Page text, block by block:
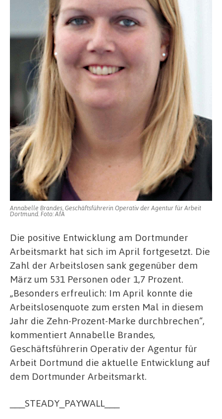
Annabelle Brandes, Geschäftsführerin Operativ der Agentur für Arbeit
Dortmund. Foto: AfA
Die positive Entwicklung am Dortmunder
Arbeitsmarkt hat sich im April fortgesetzt. Die
Zahl der Arbeitslosen sank gegenüber dem
März um 531 Personen oder 1,7 Prozent.
„Besonders erfreulich: Im April konnte die
Arbeitslosenquote zum ersten Mal in diesem
Jahr die Zehn-Prozent-Marke durchbrechen“,
kommentiert Annabelle Brandes,
Geschäftsführerin Operativ der Agentur für
Arbeit Dortmund die aktuelle Entwicklung auf
dem Dortmunder Arbeitsmarkt.
___STEADY_PAYWALL___